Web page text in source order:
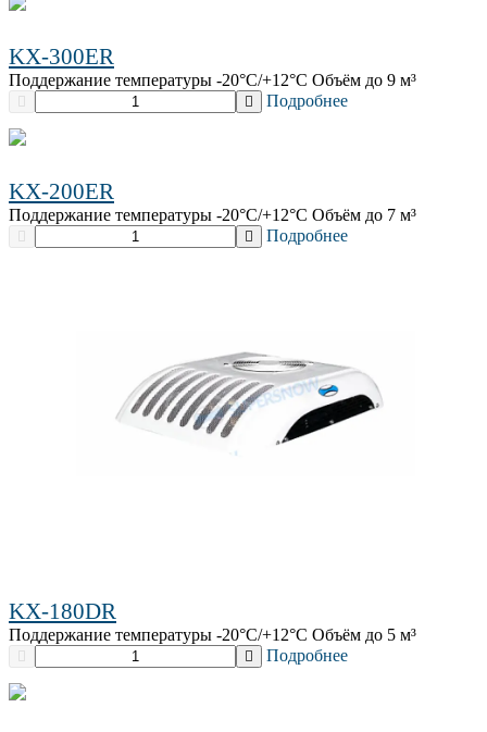
KX-300ER
Поддержание температуры -20°C/+12°C Объём до 9 м³
Подробнее
KX-200ER
Поддержание температуры -20°C/+12°C Объём до 7 м³
Подробнее
KX-180DR
Поддержание температуры -20°C/+12°C Объём до 5 м³
Подробнее